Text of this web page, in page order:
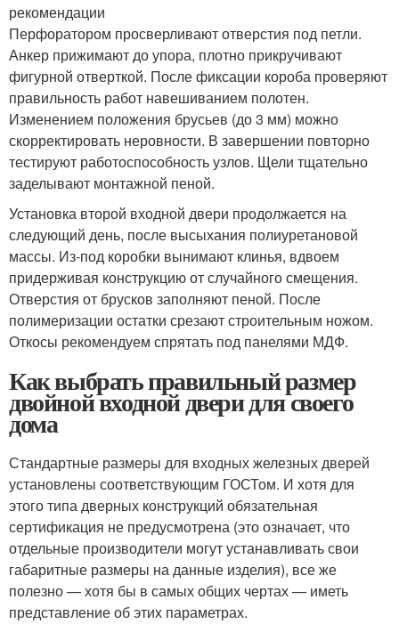
рекомендации
Перфоратором просверливают отверстия под петли.
Анкер прижимают до упора, плотно прикручивают
фигурной отверткой. После фиксации короба проверяют
правильность работ навешиванием полотен.
Изменением положения брусьев (до 3 мм) можно
скорректировать неровности. В завершении повторно
тестируют работоспособность узлов. Щели тщательно
заделывают монтажной пеной.
Установка второй входной двери продолжается на
следующий день, после высыхания полиуретановой
массы. Из-под коробки вынимают клинья, вдвоем
придерживая конструкцию от случайного смещения.
Отверстия от брусков заполняют пеной. После
полимеризации остатки срезают строительным ножом.
Откосы рекомендуем спрятать под панелями МДФ.
Как выбрать правильный размер
двойной входной двери для своего
дома
Стандартные размеры для входных железных дверей
установлены соответствующим ГОСТом. И хотя для
этого типа дверных конструкций обязательная
сертификация не предусмотрена (это означает, что
отдельные производители могут устанавливать свои
габаритные размеры на данные изделия), все же
полезно — хотя бы в самых общих чертах — иметь
представление об этих параметрах.